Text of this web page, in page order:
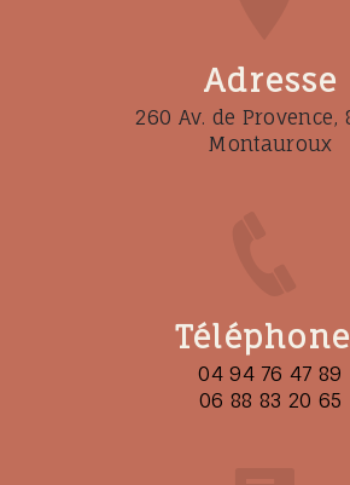
Adresse
260 Av. de Provence,
Montauroux
04 94 76 47 89
06 88 83 20 65